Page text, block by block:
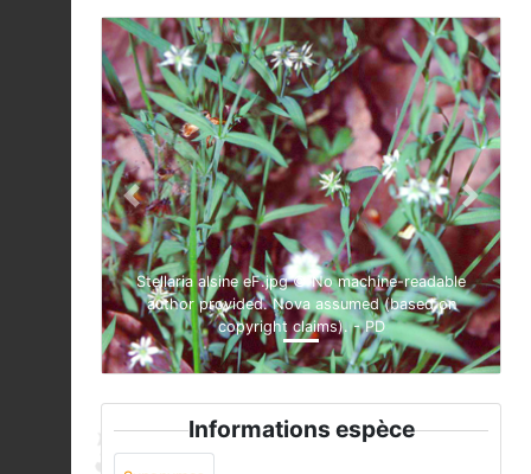
Stellaria alsine eF.jpg © No machine-readable
author provided. Nova assumed (based on
copyright claims). - PD
Previous Next
Informations espèce